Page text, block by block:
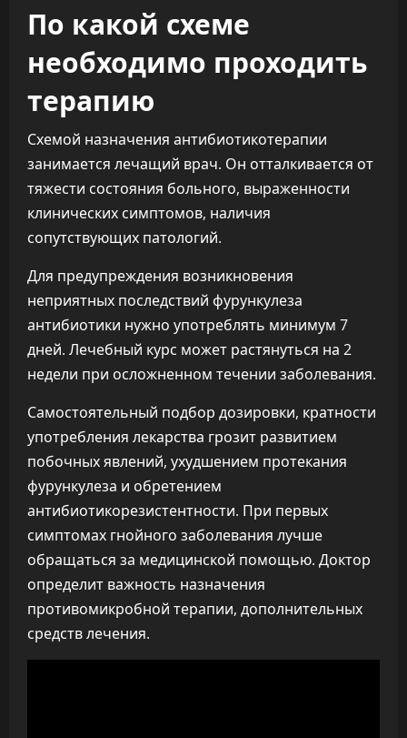
По какой схеме
необходимо проходить
терапию
Схемой назначения антибиотикотерапии
занимается лечащий врач. Он отталкивается от
тяжести состояния больного, выраженности
клинических симптомов, наличия
сопутствующих патологий.
Для предупреждения возникновения
неприятных последствий фурункулеза
антибиотики нужно употреблять минимум 7
дней. Лечебный курс может растянуться на 2
недели при осложненном течении заболевания.
Самостоятельный подбор дозировки, кратности
употребления лекарства грозит развитием
побочных явлений, ухудшением протекания
фурункулеза и обретением
антибиотикорезистентности. При первых
симптомах гнойного заболевания лучше
обращаться за медицинской помощью. Доктор
определит важность назначения
противомикробной терапии, дополнительных
средств лечения.